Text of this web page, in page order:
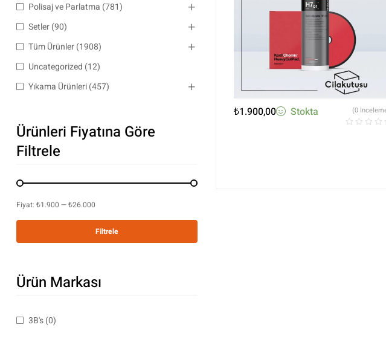
₺1.900,00 Stokta (0
Polisaj ve Parlatma (781)
Setler(90)
Tüm Ürünler(1908)
Uncategorized (12)
Yıkama Ürünleri(457)
Ürünleri Fiyatına Göre
Filtrele
Filtrele
Fiyat: ₺1.900 —₺26.000
Ürün Markası
3B's(0)